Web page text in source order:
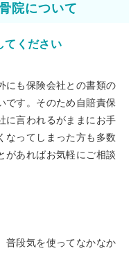
院について
てください
にも保険会社との書類の
です。そのため自賠責保
に言われるがままにお手
なってしまった方も多数
があればお気軽にご相談
普段気を使ってなかなか